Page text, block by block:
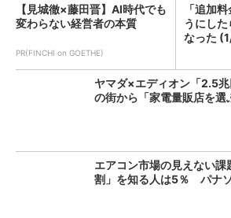
【見城徹×藤田晋】AI時代でも
変わらない経営者の本質
PR(FINCHI on GOETHE)
「追加
うにした
なった
ヤマダ×エディオン「2.5
の街から「家電量販店を選
エアコン市場の見えない
割」を知る人は5％ パナ